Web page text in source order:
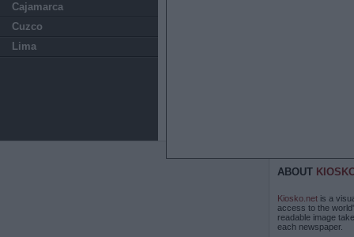
Cajamarca
Cuzco
Lima
ABOUT
Kiosko.net is a
access to the
readable image
each newspaper.